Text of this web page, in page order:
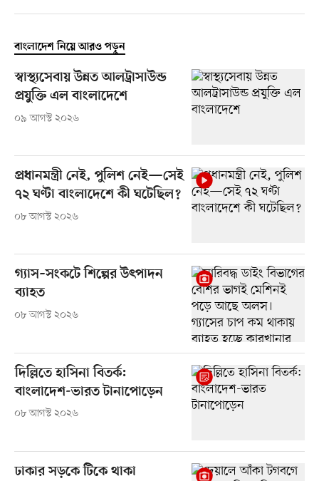
বাংলাদেশ নিয়ে আরও পড়ুন
স্বাস্থ্যসেবায় উন্নত আলট্রাসাউন্ড
প্রযুক্তি এল বাংলাদেশে
০৯ আগস্ট ২০২৬
প্রধানমন্ত্রী নেই, পুলিশ নেই—সেই
৭২ ঘণ্টা বাংলাদেশে কী ঘটেছিল?
০৮ আগস্ট ২০২৬
গ্যাস–সংকটে শিল্পের উৎপাদন
ব্যাহত
০৮ আগস্ট ২০২৬
দিল্লিতে হাসিনা বিতর্ক:
বাংলাদেশ-ভারত টানাপোড়েন
০৮ আগস্ট ২০২৬
ঢাকার সড়কে টিকে থাকা